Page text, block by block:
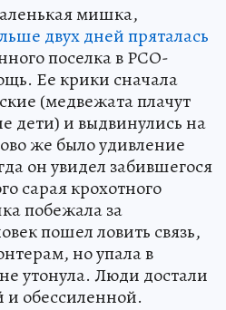
мишка,
двух дней пряталась
поселка в РСО-
Ее крики сначала
(медвежата плачут
дети) и выдвинулись на
же было удивление
он увидел забившегося
сарая крохотного
побежала за
пошел ловить связь,
но упала в
утонула. Люди достали
и обессиленной.